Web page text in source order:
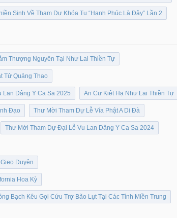
Sinh Về Tham Dự Khóa Tu “Hạnh Phúc Là Đây” Lần 2
Thượng Nguyên Tại Như Lai Thiền Tự
Tử Quảng Thao
Dâng Y Ca Sa 2025 An Cư Kiêt Hạ Như Lai Thiền Tự
Đạo Thư Mời Tham Dự Lễ Vía Phật A Di Đà
Thư Mời Tham Dự Đại Lễ Vu Lan Dâng Y Ca Sa 2024
Duyên
Hoa Kỳ
Bạch Kêu Gọi Cứu Trợ Bão Lụt Tại Các Tỉnh Miền Trung